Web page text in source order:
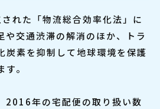
れた「物流総合効率化法」に
や交通渋滞の解消のほか、トラ
炭素を抑制して地球環境を保護
。
2016年の宅配便の取り扱い数